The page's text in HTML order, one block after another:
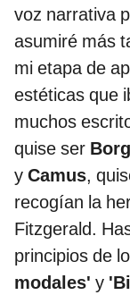
voz narrativa
asumiré más
mi etapa de
estéticas que
muchos
quise ser
y Camus,
recogían la
Fitzgerald.
principios de
modales' y